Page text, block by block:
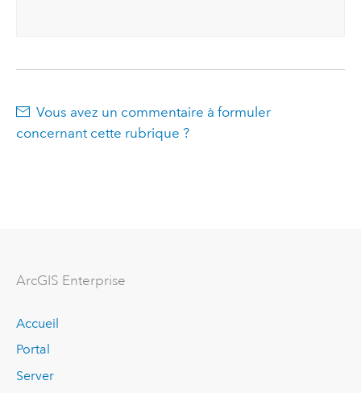
Vous avez un commentaire à formuler
concernant cette rubrique ?
ArcGIS Enterprise
Accueil
Portal
Server